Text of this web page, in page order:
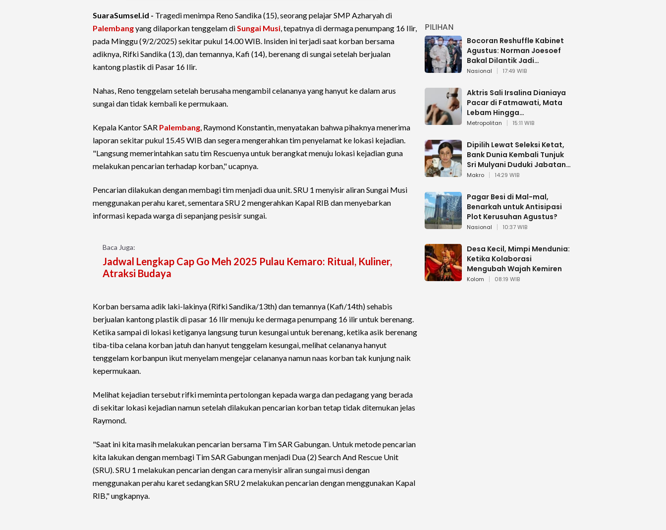
SuaraSumsel.id - Tragedi menimpa Reno Sandika (15), seorang pelajar SMP Azharyah di
Palembangyang dilaporkan tenggelam diSungai Musi, tepatnya di dermaga penumpang 16 Ilir,
pada Minggu (9/2/2025) sekitar pukul 14.00 WIB. Insiden ini terjadi saat korban bersama
adiknya, Rifki Sandika (13), dan temannya, Kafi (14), berenang di sungai setelah berjualan
kantong plastik di Pasar 16 Ilir.
Nahas, Reno tenggelam setelah berusaha mengambil celananya yang hanyut ke dalam arus
sungai dan tidak kembali ke permukaan.
Kepala Kantor SAR Palembang, Raymond Konstantin, menyatakan bahwa pihaknya menerima
laporan sekitar pukul 15.45 WIB dan segera mengerahkan tim penyelamat ke lokasi kejadian.
"Langsung memerintahkan satu tim Rescuenya untuk berangkat menuju lokasi kejadian guna
melakukan pencarian terhadap korban," ucapnya.
Pencarian dilakukan dengan membagi tim menjadi dua unit. SRU 1 menyisir aliran Sungai Musi
menggunakan perahu karet, sementara SRU 2 mengerahkan Kapal RIB dan menyebarkan
informasi kepada warga di sepanjang pesisir sungai.
Baca Juga:
Jadwal Lengkap Cap Go Meh 2025 Pulau Kemaro: Ritual, Kuliner,
Atraksi Budaya
Korban bersama adik laki-lakinya (Rifki Sandika/13th) dan temannya (Kafi/14th) sehabis
berjualan kantong plastik di pasar 16 Ilir menuju ke dermaga penumpang 16 ilir untuk berenang.
Ketika sampai di lokasi ketiganya langsung turun kesungai untuk berenang, ketika asik berenang
tiba-tiba celana korban jatuh dan hanyut tenggelam kesungai, melihat celananya hanyut
tenggelam korbanpun ikut menyelam mengejar celananya namun naas korban tak kunjung naik
kepermukaan.
Melihat kejadian tersebut rifki meminta pertolongan kepada warga dan pedagang yang berada
di sekitar lokasi kejadian namun setelah dilakukan pencarian korban tetap tidak ditemukan jelas
Raymond.
"Saat ini kita masih melakukan pencarian bersama Tim SAR Gabungan. Untuk metode pencarian
kita lakukan dengan membagi Tim SAR Gabungan menjadi Dua (2) Search And Rescue Unit
(SRU). SRU 1 melakukan pencarian dengan cara menyisir aliran sungai musi dengan
menggunakan perahu karet sedangkan SRU 2 melakukan pencarian dengan menggunakan Kapal
RIB," ungkapnya.
PILIHAN
Bocoran Reshuffle Kabinet
Agustus: Norman Joesoef
Bakal Dilantik Jadi
Wamenhan RI
Nasional 17:49 WIB
Aktris Sali Irsalina Dianiaya
Pacar di Fatmawati, Mata
Lebam Hingga
Diselamatkan Polantas
Metropolitan 15:11 WIB
Dipilih Lewat Seleksi Ketat,
Bank Dunia Kembali Tunjuk
Sri Mulyani Duduki Jabatan
Strategis
Makro 14:29 WIB
Pagar Besi di Mal-mal,
Benarkah untuk Antisipasi
Plot Kerusuhan Agustus?
Nasional 10:37 WIB
Desa Kecil, Mimpi Mendunia:
Ketika Kolaborasi
Mengubah Wajah Kemiren
Kolom 08:19 WIB